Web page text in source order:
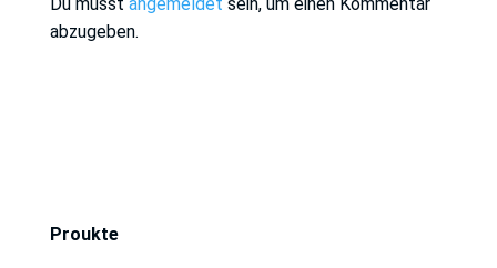
abzugeben.
Proukte